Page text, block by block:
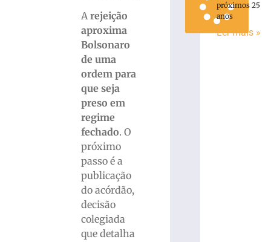
Arejeição
aproxima
Bolsonaro
de uma
ordem para
que seja
preso em
regime
fechado. O
próximo
passo é a
publicação
do acórdão,
decisão
colegiada
que detalha
próximos 25
anos
Ler mais »